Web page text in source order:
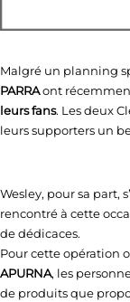
Malgré un planning
PARRAont
leurs fans. Les deux
leurs supporters un
Wesley, pour sa part,
rencontré à cette
de dédicaces.
Pour cette opération
APURNA, les
de produits que